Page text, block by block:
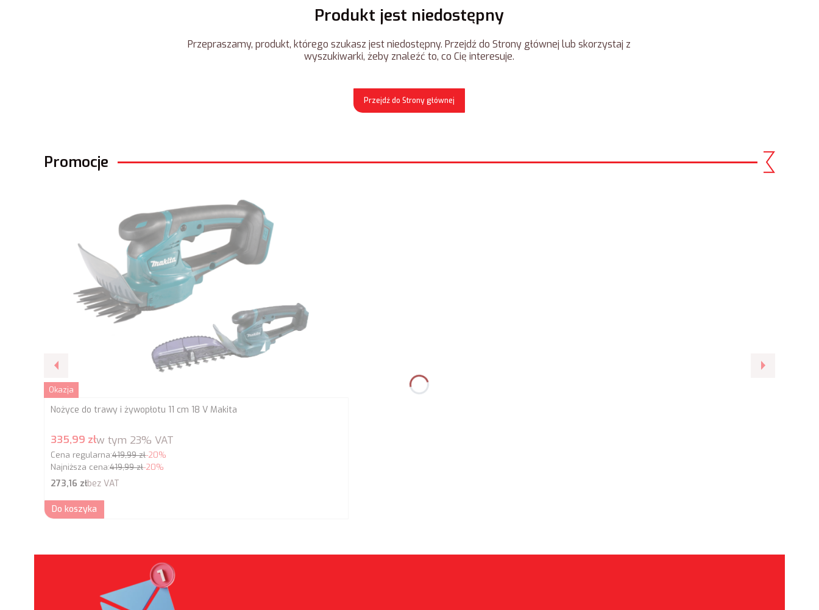
Produkt jest niedostępny
Przepraszamy, produkt, którego szukasz jest niedostępny. Przejdź do Strony głównej lub skorzystaj z
wyszukiwarki, żeby znaleźć to, co Cię interesuje.
Przejdź do Strony głównej
Promocje
Okazja
Nożyce do trawy i żywopłotu 11 cm 18 V Makita
Cena promocyjna brutto
335,99 złw tym 23% VAT
Cena regularna:419,99 zł-20%
Najniższa cena:419,99 zł-20%
Cena netto
273,16 złbez VAT
Do koszyka